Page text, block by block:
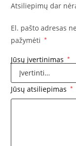
Atsiliepimų dar
El. pašto adresas
pažymėti
*
Jūsų įvertinimas *
Jūsų atsiliepimas *